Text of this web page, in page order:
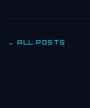
← ALL POSTS